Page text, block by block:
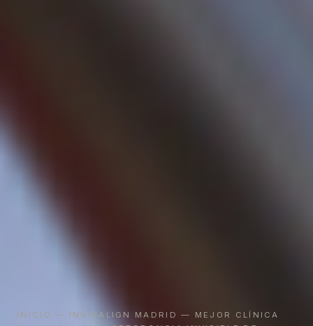
INICIO — INVISALIGN MADRID — MEJOR CLÍNICA